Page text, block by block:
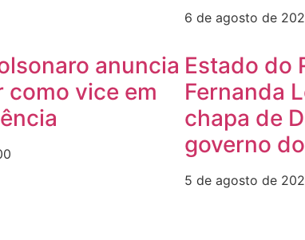
6 de agosto de
anuncia
como vice em
Estado do
Fernanda
chapa de
governo
5 de agosto de